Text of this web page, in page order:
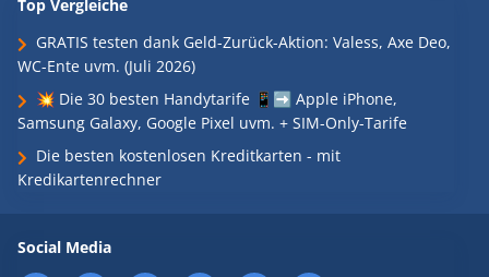
Top Vergleiche
GRATIS testen dank Geld-Zurück-Aktion: Valess, Axe Deo,
WC-Ente uvm. (Juli 2026)
💥 Die 30 besten Handytarife 📱➡️ Apple iPhone,
Samsung Galaxy, Google Pixel uvm. + SIM-Only-Tarife
Die besten kostenlosen Kreditkarten - mit
Kredikartenrechner
Social Media